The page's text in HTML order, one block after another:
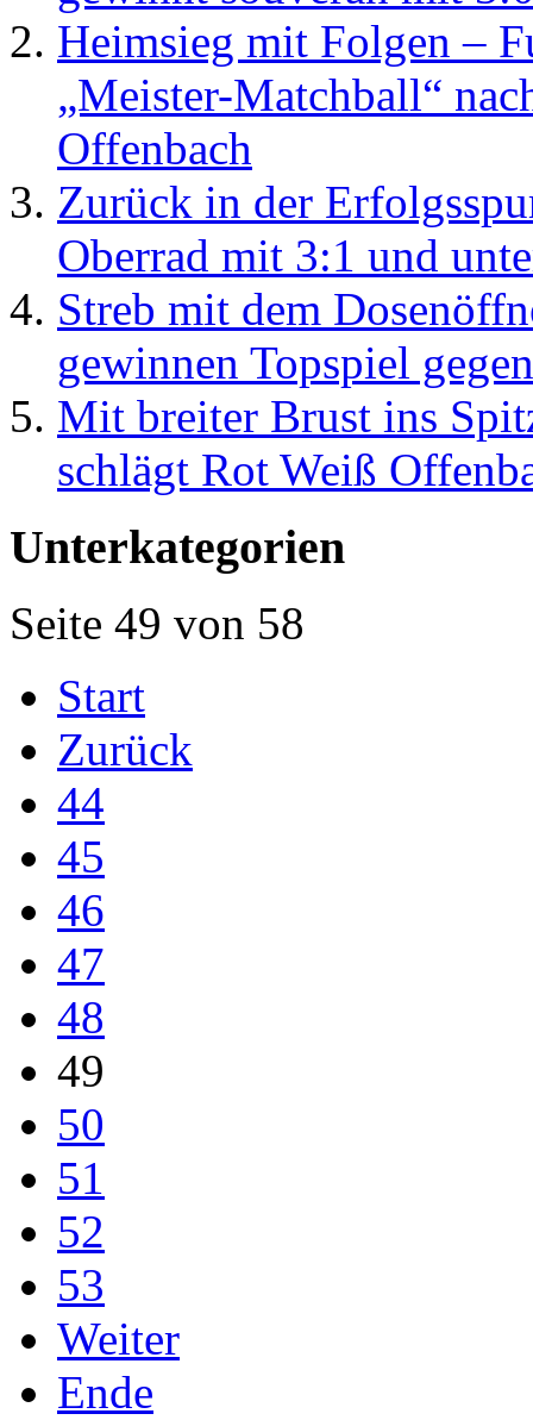
Heimsieg mit Folgen –
„Meister-Matchball“
Offenbach
Zurück in der
Oberrad mit 3:1 und
Streb mit dem
gewinnen Topspiel
Mit breiter Brust ins
schlägt Rot Weiß
Unterkategorien
Seite 49 von 58
Start
Zurück
44
45
46
47
48
49
50
51
52
53
Weiter
Ende